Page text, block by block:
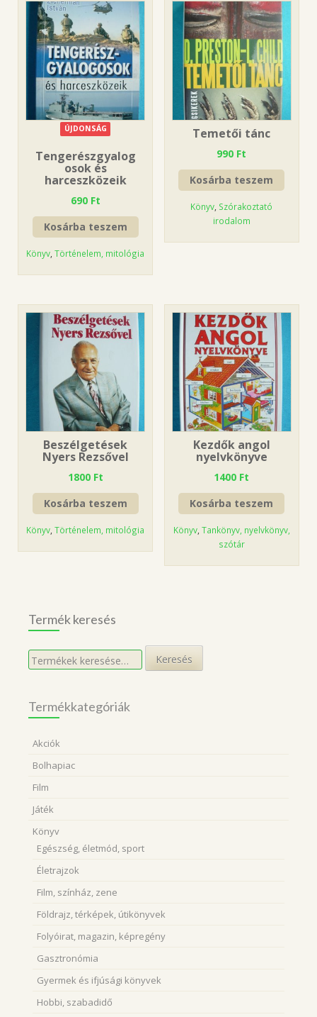
ÚJDONSÁG
Tengerészgyalog
osok és
harceszközeik
690 Ft
Kosárba teszem
Könyv ,Történelem, mitológia
Temetői tánc
990 Ft
Kosárba teszem
Könyv, Szórakoztató
irodalom
Beszélgetések
Nyers Rezsővel
1800 Ft
Kosárba teszem
Könyv,Történelem, mitológia
Kezdők angol
nyelvkönyve
1400 Ft
Kosárba teszem
Könyv, Tankönyv, nyelvkönyv,
szótár
Termék keresés
Keresés
a
Keresés
Termékkategóriák
Akciók
Bolhapiac
Film
Játék
Könyv
Egészség, életmód, sport
Életrajzok
Film, színház, zene
Földrajz, térképek, útikönyvek
Folyóirat, magazin, képregény
Gasztronómia
Gyermek és ifjúsági könyvek
Hobbi, szabadidő